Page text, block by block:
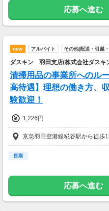
応募へ進む
new アルバイト その他(配送・引越
ダスキン 羽田支店(株式会社ダスキ
清掃用品の事業所へのル
高待遇】理想の働き方、
験歓迎！
1,226円
京急羽田空港線糀谷駅から徒歩
長期
応募へ進む